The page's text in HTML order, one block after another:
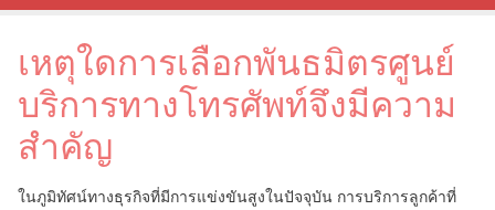
เหตุใดการเลือกพันธมิตรศูนย์
บริการทางโทรศัพท์จึงมีความ
สำคัญ
ในภูมิทัศน์ทางธุรกิจที่มีการแข่งขันสูงในปัจจุบัน การบริการลูกค้าที่